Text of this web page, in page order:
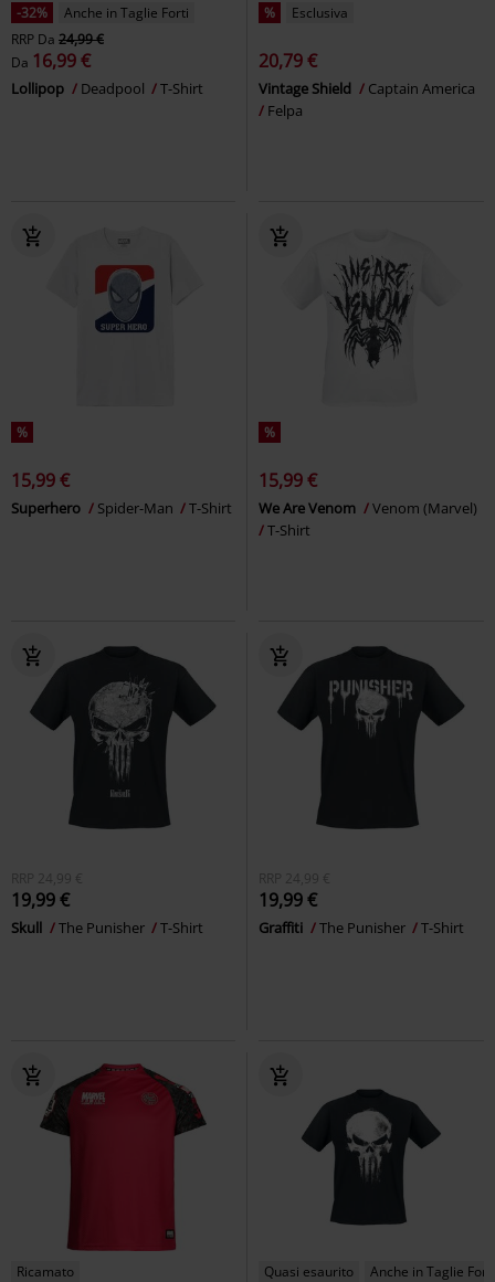
-32%
Anche in Taglie Forti
RRP Da 24,99 €
Da 16,99 €
Lollipop Deadpool T-Shirt
% Esclusiva
20,79 €
Vintage Shield
Captain America
Felpa
%
15,99 €
Superhero Spider-Man T-Shirt
%
15,99 €
We Are Venom
Venom (Marvel)
T-Shirt
RRP 24,99 €
19,99 €
Skull The Punisher T-Shirt
RRP 24,99 €
19,99 €
Graffiti The Punisher T-Shirt
Ricamato Quasi esaurito Anche in Taglie Forti